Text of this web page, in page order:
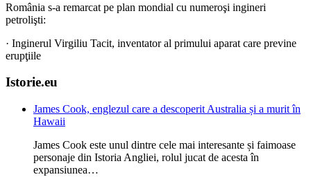
România s-a remarcat pe plan mondial cu numeroşi ingineri
petrolişti:
· Inginerul Virgiliu Tacit, inventator al primului aparat care previne
erupţiile
Istorie.eu
James Cook, englezul care a descoperit Australia și a murit în
Hawaii
James Cook este unul dintre cele mai interesante și faimoase
personaje din Istoria Angliei, rolul jucat de acesta în
expansiunea…